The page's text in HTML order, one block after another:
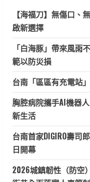
【海福刀】無傷口、
啟新選擇
「白海豚」帶來風雨
範以防災損
台南「區區有充電站
胸腔病院攜手AI機器
新生活
台南首家DIGIRO壽司
日開幕
2026城鎮韌性（防空